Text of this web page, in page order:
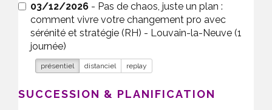
03/12/2026 - Pas de chaos, juste un plan :
comment vivre votre changement pro avec
sérénité et stratégie (RH) - Louvain-la-Neuve (1
journée)
présentiel distanciel replay
SUCCESSION & PLANIFICATION